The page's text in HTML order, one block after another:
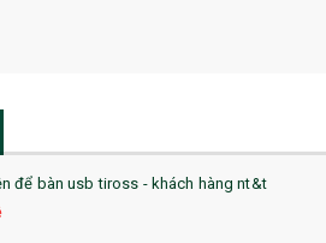
để bàn usb tiross - khách hàng nt&t